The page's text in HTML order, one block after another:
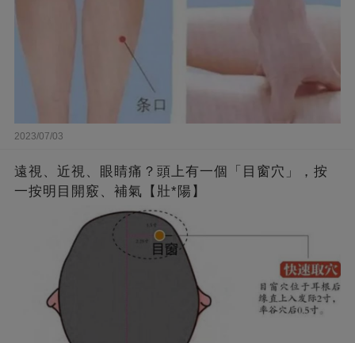
2023/07/03
遠視、近視、眼睛痛？頭上有一個「目窗穴」，按
一按明目開竅、補氣【壯*陽】